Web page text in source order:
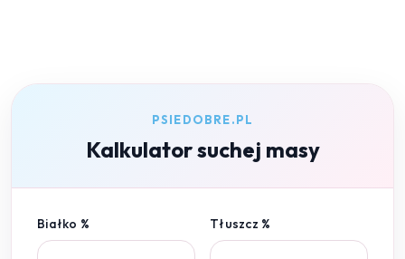
PSIEDOBRE.PL
Kalkulator suchej masy
Białko % Tłuszcz %